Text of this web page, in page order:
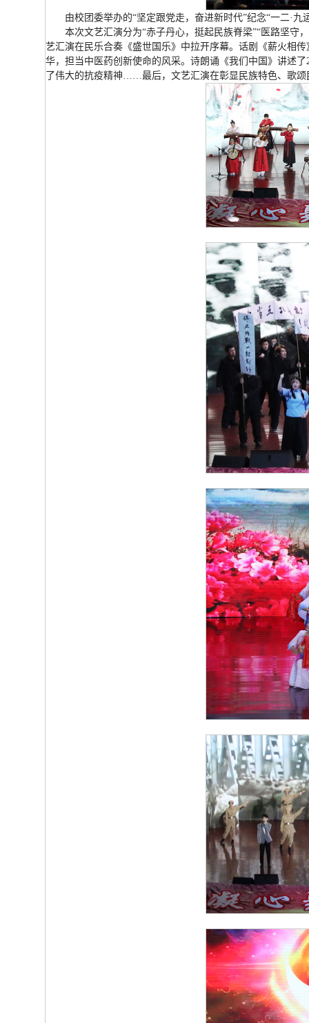
由校团委举办的“坚定跟党走，奋进新时代”纪念“一二·
本次文艺汇演分为“赤子丹心，挺起民族脊梁”“医路坚守
艺汇演在民乐合奏《盛世国乐》中拉开序幕。话剧《薪火相
华，担当中医药创新使命的风采。诗朗诵《我们中国》讲述
了伟大的抗疫精神……最后，文艺汇演在彰显民族特色、歌